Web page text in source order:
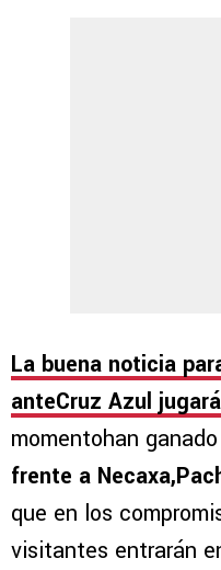
La buena noticia
anteCruz Azul
momentohan
frente a
que en los
visitantes entrarán